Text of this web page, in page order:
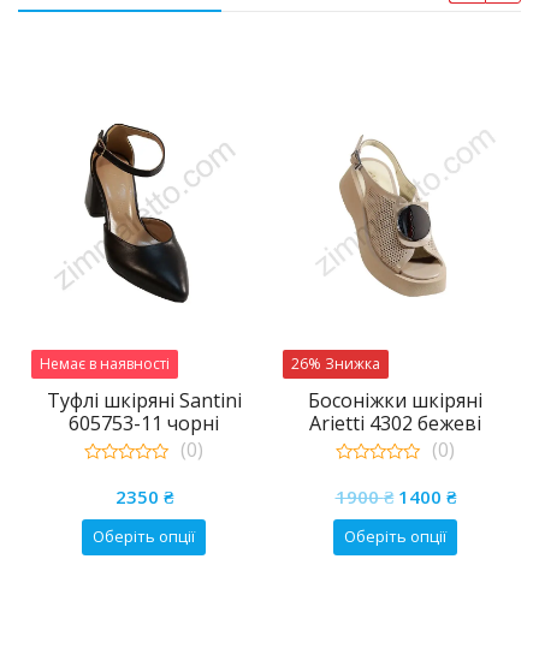
Немає в наявності
Туфлі шкіряні Santini
605753-11 чорні
5
(0)
2350 ₴
Оберіть опції
товар
26% Знижка
Босоніжки шкіряні
Arietti 4302 бежеві
out
of
5
(0)
1900₴ Оригінальна
ціна:
1900 ₴.
1400 ₴Поточна
ціна:
1400 ₴.
Оберіть опції
товар